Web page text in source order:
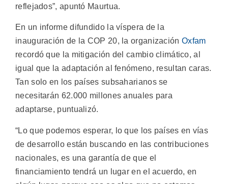
reflejados”, apuntó Maurtua.
En un informe difundido la víspera de la
inauguración de la COP 20, la organización Oxfam
recordó que la mitigación del cambio climático, al
igual que la adaptación al fenómeno, resultan caras.
Tan solo en los países subsaharianos se
necesitarán 62.000 millones anuales para
adaptarse, puntualizó.
“Lo que podemos esperar, lo que los países en vías
de desarrollo están buscando en las contribuciones
nacionales, es una garantía de que el
financiamiento tendrá un lugar en el acuerdo, en